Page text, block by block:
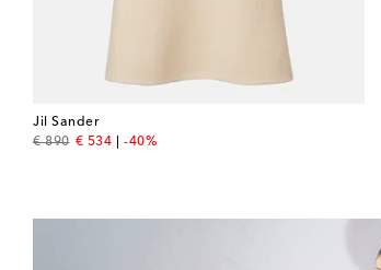
Jil Sander
€ 890
original price
€ 534
discount price
-40%